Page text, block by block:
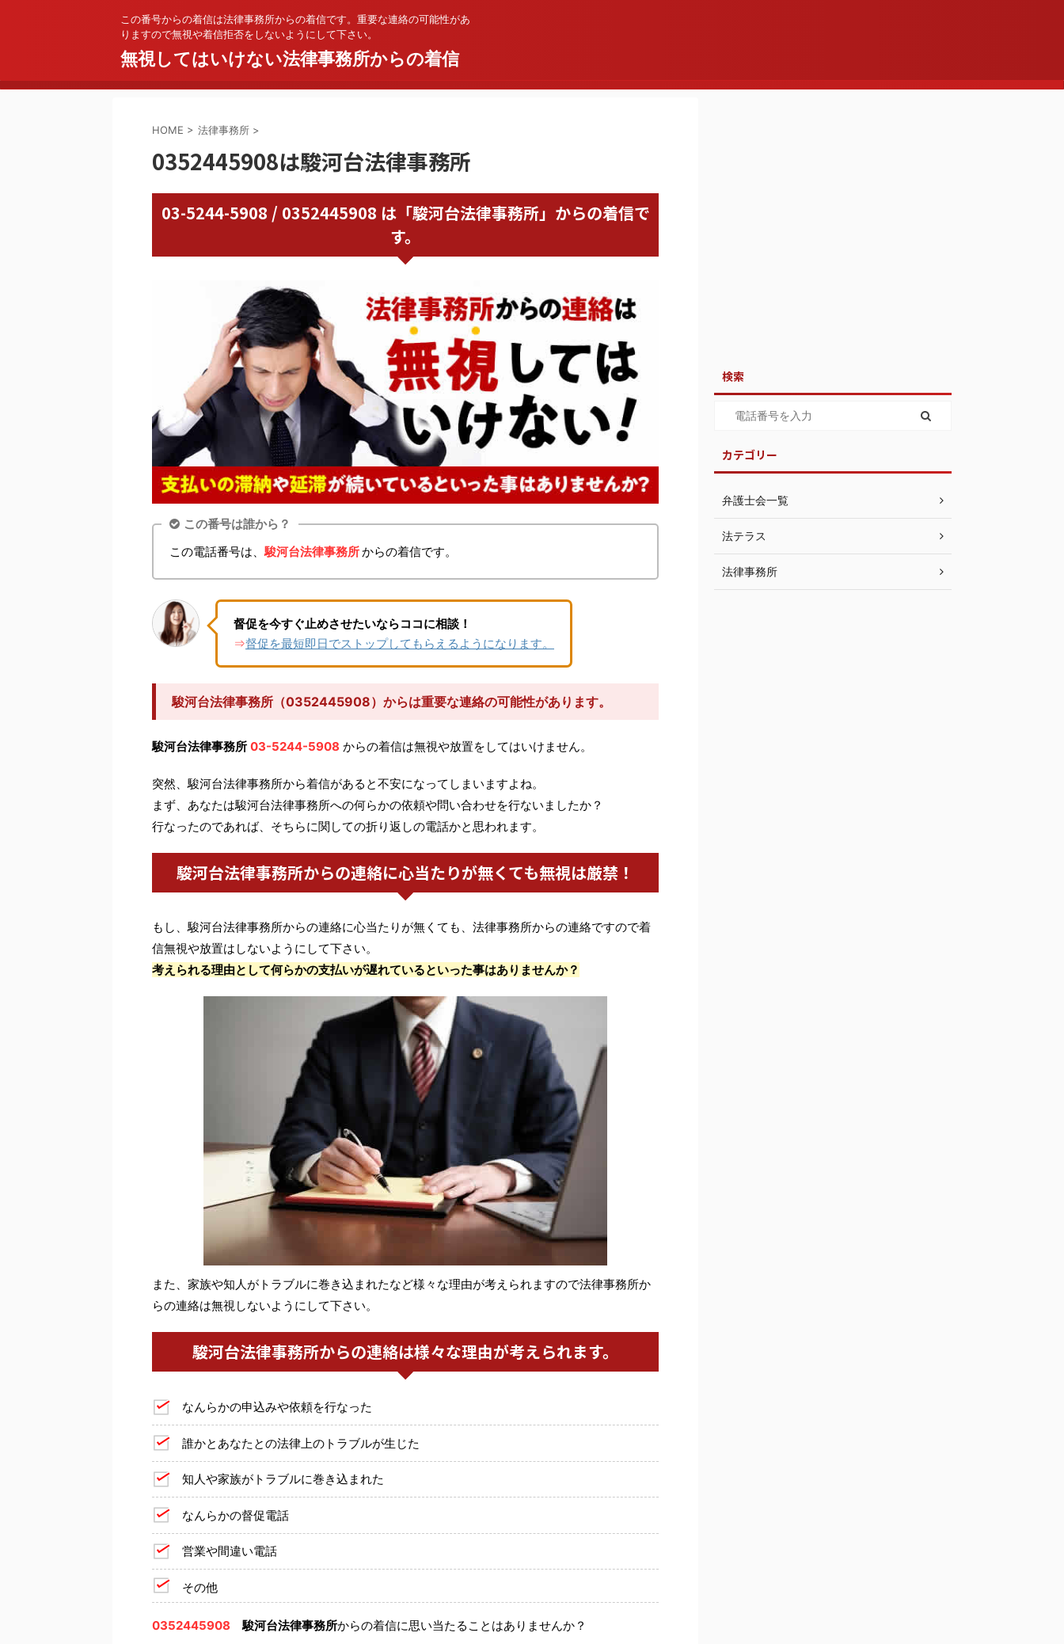
この番号からの着信は法律事務所からの着信です。重要な連絡の可能性があ
りますので無視や着信拒否をしないようにして下さい。
無視してはいけない法律事務所からの着信
HOME > 法律事務所 >
0352445908は駿河台法律事務所
03-5244-5908 / 0352445908 は「駿河台法律事務所」からの着信で
す。
この番号は誰から？
この電話番号は、駿河台法律事務所からの着信です。
督促を今すぐ止めさせたいならココに相談！
⇒督促を最短即日でストップしてもらえるようになります。
駿河台法律事務所（0352445908）からは重要な連絡の可能性があります。
駿河台法律事務所 03-5244-5908 からの着信は無視や放置をしてはいけません。
突然、駿河台法律事務所から着信があると不安になってしまいますよね。
まず、あなたは駿河台法律事務所への何らかの依頼や問い合わせを行ないましたか？
行なったのであれば、そちらに関しての折り返しの電話かと思われます。
駿河台法律事務所からの連絡に心当たりが無くても無視は厳禁！
もし、駿河台法律事務所からの連絡に心当たりが無くても、法律事務所からの連絡ですので着
信無視や放置はしないようにして下さい。
考えられる理由として何らかの支払いが遅れているといった事はありませんか？
また、家族や知人がトラブルに巻き込まれたなど様々な理由が考えられますので法律事務所か
らの連絡は無視しないようにして下さい。
駿河台法律事務所からの連絡は様々な理由が考えられます。
なんらかの申込みや依頼を行なった
誰かとあなたとの法律上のトラブルが生じた
知人や家族がトラブルに巻き込まれた
なんらかの督促電話
営業や間違い電話
その他
0352445908 駿河台法律事務所からの着信に思い当たることはありませんか？
検索
カテゴリー
弁護士会一覧
法テラス
法律事務所